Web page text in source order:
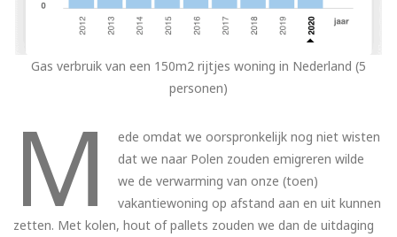
Gas verbruik van een 150m2 rijtjes woning in Nederland (5
personen)
M
ede omdat we oorspronkelijk nog niet wisten
dat we naar Polen zouden emigreren wilde
we de verwarming van onze (toen)
vakantiewoning op afstand aan en uit kunnen
zetten. Met kolen, hout of pallets zouden we dan de uitdaging